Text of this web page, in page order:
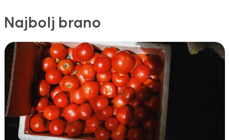
Najbolj brano